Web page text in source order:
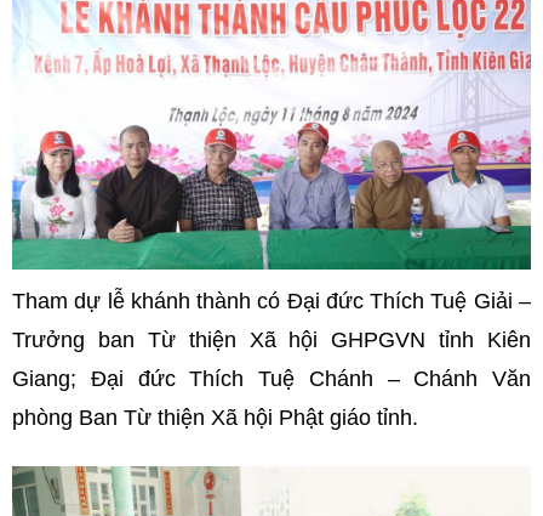
Tham dự lễ khánh thành có Đại đức Thích Tuệ Giải –
Trưởng ban Từ thiện Xã hội GHPGVN tỉnh Kiên
Giang; Đại đức Thích Tuệ Chánh – Chánh Văn
phòng Ban Từ thiện Xã hội Phật giáo tỉnh.